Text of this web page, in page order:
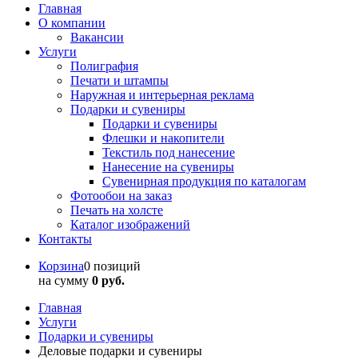
Главная
О компании
Вакансии
Услуги
Полиграфия
Печати и штампы
Наружная и интерьерная реклама
Подарки и сувениры
Подарки и сувениры
Флешки и накопители
Текстиль под нанесение
Нанесение на сувениры
Сувенирная продукция по каталогам
Фотообои на заказ
Печать на холсте
Каталог изображений
Контакты
Корзина0 позиций
на сумму 0 руб.
Главная
Услуги
Подарки и сувениры
Деловые подарки и сувениры